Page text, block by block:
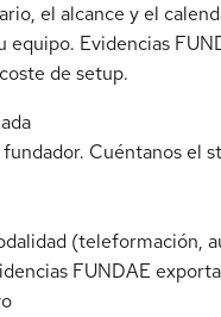
el alcance y el
equipo. Evidencias
de setup.
Cuéntanos el
(teleformación,
FUNDAE